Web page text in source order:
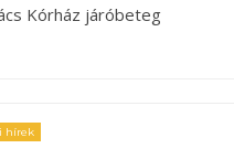
Kórház járóbeteg
hírek